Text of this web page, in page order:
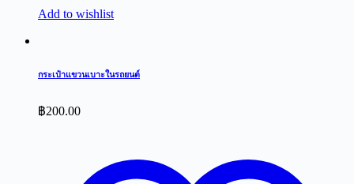
Add to wishlist
กระเป๋าแขวนเบาะในรถยนต์
฿200.00